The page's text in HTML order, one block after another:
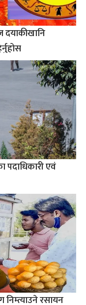
दयाकीखानि
पदाधिकारी एवं
निम्त्याउने रसायन